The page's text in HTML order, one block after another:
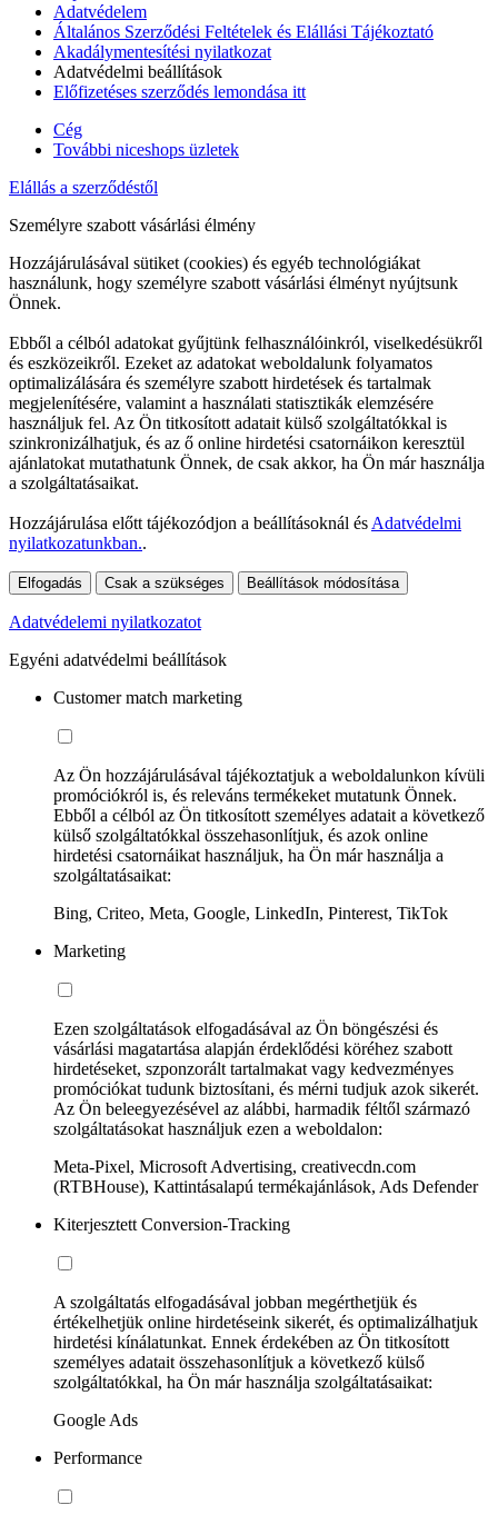
Adatvédelem
Általános Szerződési Feltételek és Elállási Tájékoztató
Akadálymentesítési nyilatkozat
Adatvédelmi beállítások
Előfizetéses szerződés lemondása itt
Cég
További niceshops üzletek
Elállás a szerződéstől
Személyre szabott vásárlási élmény
Hozzájárulásával sütiket (cookies) és egyéb technológiákat
használunk, hogy személyre szabott vásárlási élményt nyújtsunk
Önnek.
Ebből a célból adatokat gyűjtünk felhasználóinkról, viselkedésükről
és eszközeikről. Ezeket az adatokat weboldalunk folyamatos
optimalizálására és személyre szabott hirdetések és tartalmak
megjelenítésére, valamint a használati statisztikák elemzésére
használjuk fel. Az Ön titkosított adatait külső szolgáltatókkal is
szinkronizálhatjuk, és az ő online hirdetési csatornáikon keresztül
ajánlatokat mutathatunk Önnek, de csak akkor, ha Ön már használja
a szolgáltatásaikat.
Hozzájárulása előtt tájékozódjon a beállításoknál ésAdatvédelmi
nyilatkozatunkban..
Elfogadás Csak a szükséges Beállítások módosítása
Adatvédelemi nyilatkozatot
Egyéni adatvédelmi beállítások
Customer match marketing
Az Ön hozzájárulásával tájékoztatjuk a weboldalunkon kívüli
promóciókról is, és releváns termékeket mutatunk Önnek.
Ebből a célból az Ön titkosított személyes adatait a következő
külső szolgáltatókkal összehasonlítjuk, és azok online
hirdetési csatornáikat használjuk, ha Ön már használja a
szolgáltatásaikat:
Bing, Criteo, Meta, Google, LinkedIn, Pinterest, TikTok
Marketing
Ezen szolgáltatások elfogadásával az Ön böngészési és
vásárlási magatartása alapján érdeklődési köréhez szabott
hirdetéseket, szponzorált tartalmakat vagy kedvezményes
promóciókat tudunk biztosítani, és mérni tudjuk azok sikerét.
Az Ön beleegyezésével az alábbi, harmadik féltől származó
szolgáltatásokat használjuk ezen a weboldalon:
Meta-Pixel, Microsoft Advertising, creativecdn.com
(RTBHouse), Kattintásalapú termékajánlások, Ads Defender
Kiterjesztett Conversion-Tracking
A szolgáltatás elfogadásával jobban megérthetjük és
értékelhetjük online hirdetéseink sikerét, és optimalizálhatjuk
hirdetési kínálatunkat. Ennek érdekében az Ön titkosított
személyes adatait összehasonlítjuk a következő külső
szolgáltatókkal, ha Ön már használja szolgáltatásaikat:
Google Ads
Performance